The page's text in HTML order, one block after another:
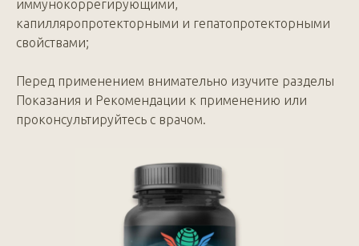
иммунокоррегирующими,
капилляропротекторными и гепатопротекторными
свойствами;
Перед применением внимательно изучите разделы
Показания и Рекомендации к применению или
проконсультируйтесь с врачом.